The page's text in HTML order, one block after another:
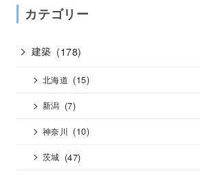
カテゴリー
建築 (178)
北海道 (15)
新潟 (7)
神奈川 (10)
茨城 (47)